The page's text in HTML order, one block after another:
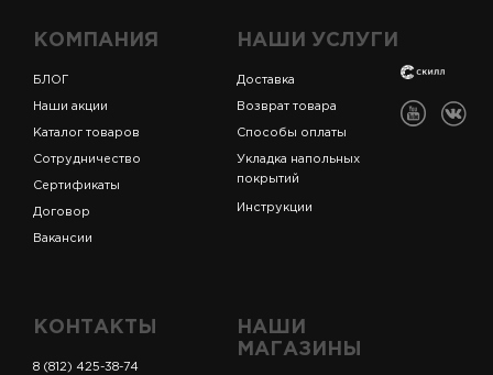
КОМПАНИЯ
БЛОГ
Наши акции
Каталог товаров
Сотрудничество
Сертификаты
Договор
Вакансии
НАШИ УСЛУГИ
Доставка
Возврат товара
Способы оплаты
Укладка напольных
покрытий
Инструкции
КОНТАКТЫ
8 (812) 425-38-74
НАШИ
МАГАЗИНЫ